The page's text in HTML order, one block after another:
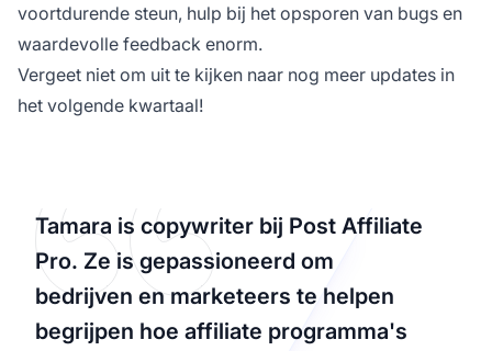
voortdurende steun, hulp bij het opsporen van bugs en
waardevolle feedback enorm.
Vergeet niet om uit te kijken naar nog meer updates in
het volgende kwartaal!
Tamara is copywriter bij Post Affiliate
Pro. Ze is gepassioneerd om
bedrijven en marketeers te helpen
begrijpen hoe affiliate programma's